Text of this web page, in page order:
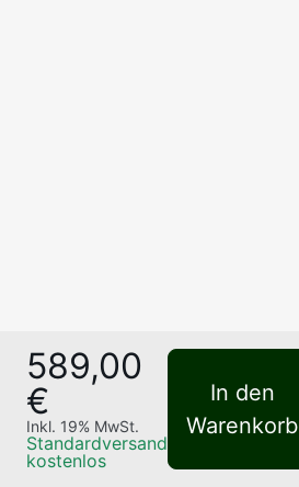
589,00
€
Inkl. 19% MwSt.
Standardversand
kostenlos
In den
Warenkorb